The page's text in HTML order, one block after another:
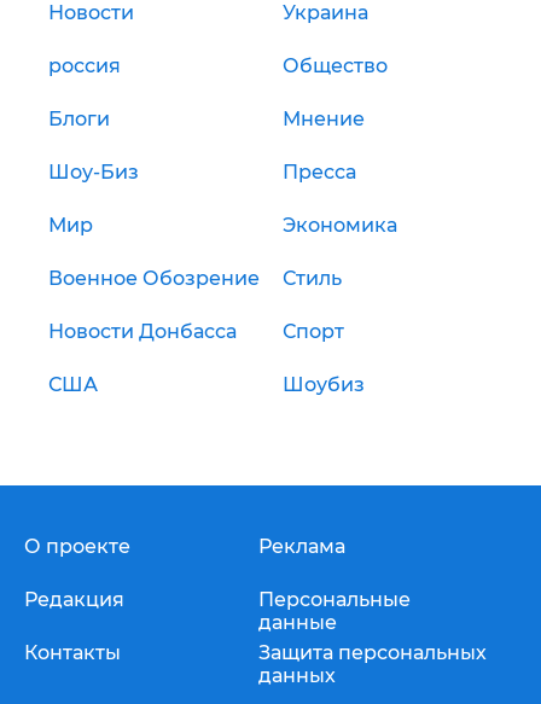
Новости Украина
россия Общество
Блоги Мнение
Шоу-Биз Пресса
Мир Экономика
Военное Обозрение Стиль
Новости Донбасса Спорт
США Шоубиз
О проекте
Редакция
Контакты
Реклама
Персональные
данные
Защита персональных
данных